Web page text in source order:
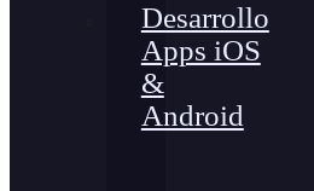
Desarrollo
Apps iOS
&
Android